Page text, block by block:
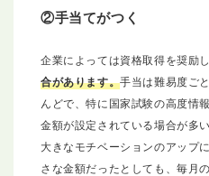
②手当てがつく
企業によっては資格取得を奨励
合があります。手当は難易度ご
んどで、特に国家試験の高度情
金額が設定されている場合が多
大きなモチベーションのアップ
さな金額だったとしても、毎月